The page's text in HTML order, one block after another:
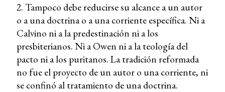
2. Tampoco debe reducirse su alcance a un autor
o a una doctrina o a una corriente específica. Ni a
Calvino ni a la predestinación ni a los
presbiterianos. Ni a Owen ni a la teología del
pacto ni a los puritanos. La tradición reformada
no fue el proyecto de un autor o una corriente, ni
se confinó al tratamiento de una doctrina.